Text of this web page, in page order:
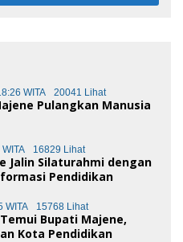
WITA 20041 Lihat
Pulangkan Manusia
16829 Lihat
Jalin Silaturahmi dengan
Pendidikan
WITA 15768 Lihat
Bupati Majene,
Kota Pendidikan